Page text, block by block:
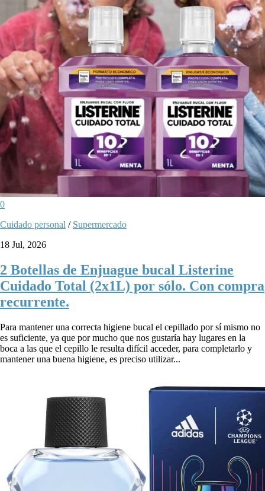
0
Cuidado personal / Supermercado
18 Jul, 2026
2 Botellas de Enjuague bucal Listerine
Cuidado Total (2x1L) por sólo. Con compra
recurrente.
Para mantener una correcta higiene bucal el cepillado por sí mismo no
es suficiente, ya que por mucho que nos gustaría hay lugares en la
boca a las que el cepillo le resulta difícil acceder, para completarlo y
mantener una buena higiene, es preciso utilizar...